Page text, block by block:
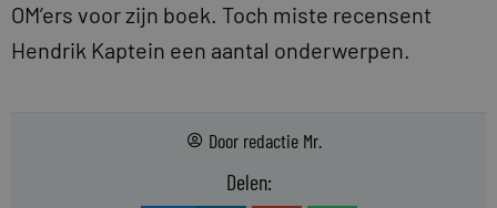
OM’ers voor zijn boek. Toch miste recensent
Hendrik Kaptein een aantal onderwerpen.
Door redactie Mr.
Delen: